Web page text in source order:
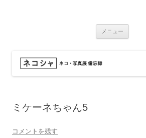
メニュー
ミケーネちゃん5
コメントを残す